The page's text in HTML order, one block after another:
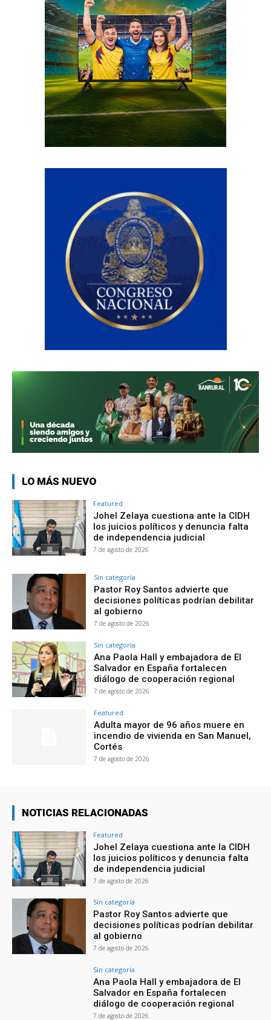
LO MÁS NUEVO
Featured
Johel Zelaya cuestiona ante la CIDH
los juicios políticos y denuncia falta
de independencia judicial
7 de agosto de 2026
Sin categoría
Pastor Roy Santos advierte que
decisiones políticas podrían debilitar
al gobierno
7 de agosto de 2026
Sin categoría
Ana Paola Hall y embajadora de El
Salvador en España fortalecen
diálogo de cooperación regional
7 de agosto de 2026
Featured
Adulta mayor de 96 años muere en
incendio de vivienda en San Manuel,
Cortés
7 de agosto de 2026
NOTICIAS RELACIONADAS
Featured
Johel Zelaya cuestiona ante la CIDH
los juicios políticos y denuncia falta
de independencia judicial
7 de agosto de 2026
Sin categoría
Pastor Roy Santos advierte que
decisiones políticas podrían debilitar
al gobierno
7 de agosto de 2026
Sin categoría
Ana Paola Hall y embajadora de El
Salvador en España fortalecen
diálogo de cooperación regional
7 de agosto de 2026